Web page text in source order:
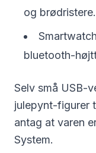
og brødristere.
bluetooth-
Selv små USB-
julepynt-figurer
antag at varen
System.